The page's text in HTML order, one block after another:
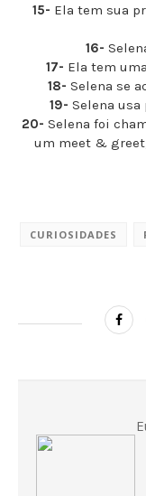
15- Ela tem sua
16-
17- Ela tem
18- Selena se
19- Selena usa
20- Selena foi
um meet &
CURIOSIDADES